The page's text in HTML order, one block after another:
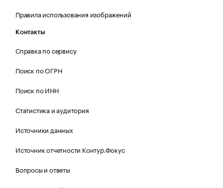
Правила использования изображений
Контакты
Справка по сервису
Поиск по ОГРН
Поиск по ИНН
Статистика и аудитория
Источники данных
Источник отчетности Контур.Фокус
Вопросы и ответы